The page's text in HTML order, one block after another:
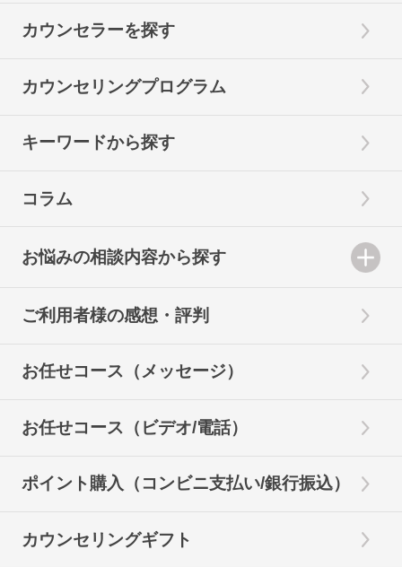
カウンセラーを探す
カウンセリングプログラム
キーワードから探す
コラム
お悩みの相談内容から探す
ご利用者様の感想・評判
お任せコース（メッセージ）
お任せコース（ビデオ/電話）
ポイント購入（コンビニ支払い/銀行振込）
カウンセリングギフト